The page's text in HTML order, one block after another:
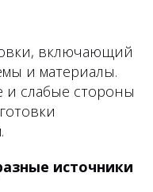
включающий
и материалы.
слабые стороны
источники